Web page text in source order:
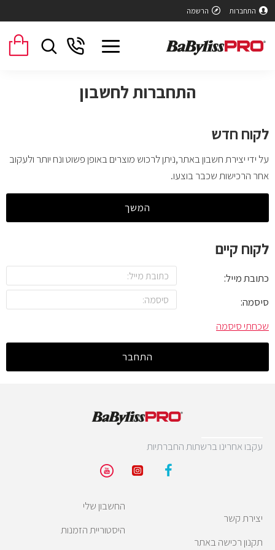
התחברות הרשמה
התחברות לחשבון
לקוח חדש
על ידי יצירת חשבון באתר,ניתן לרכוש מוצרים באופן פשוט ונח יותר ולעקוב
אחר הרכישות שכבר בוצעו.
המשך
לקוח קיים
כתובת מייל:
סיסמה:
שכחתי סיסמה
התחבר
עקבו אחרינו ברשתות החברתיות
יצירת קשר
תקנון רכישה באתר
החשבון שלי
היסטוריית הזמנות